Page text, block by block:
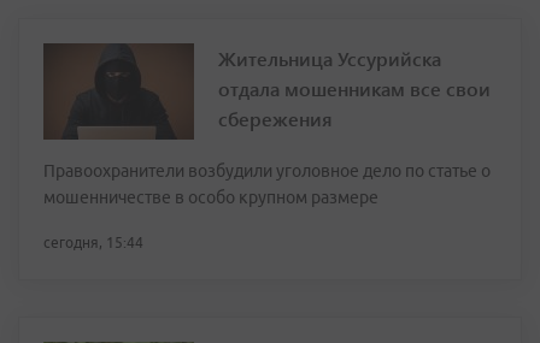
Жительница Уссурийска
отдала мошенникам все свои
сбережения
Правоохранители возбудили уголовное дело по статье о
мошенничестве в особо крупном размере
сегодня, 15:44